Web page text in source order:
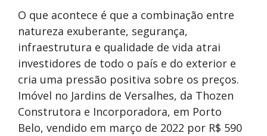
O que acontece é que a combinação entre
natureza exuberante, segurança,
infraestrutura e qualidade de vida atrai
investidores de todo o país e do exterior e
cria uma pressão positiva sobre os preços.
Imóvel no Jardins de Versalhes, da Thozen
Construtora e Incorporadora, em Porto
Belo, vendido em março de 2022 por R$ 590